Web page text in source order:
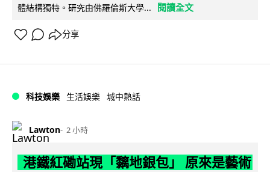
體結構獨特。研究由佛羅倫斯大學...
閱讀全文
分享
科技娛樂 生活娛樂 城中熱話
Lawton 2 小時
港鐵紅磡站現「黐地銀包」 原來是藝術